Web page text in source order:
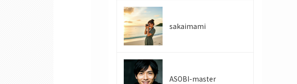
sakaimami
ASOBI-master